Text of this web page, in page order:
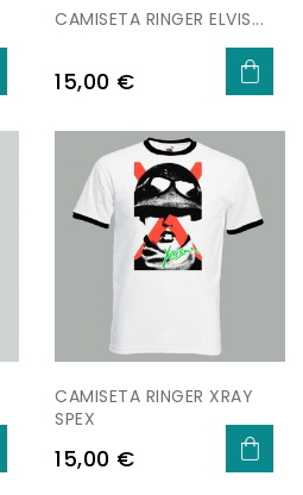
CAMISETA RINGER ELVIS...
Precio
15,00 €
CAMISETA RINGER XRAY
SPEX
Precio
15,00 €